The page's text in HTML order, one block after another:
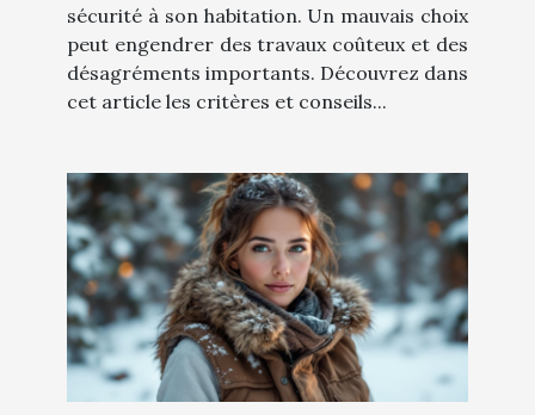
sécurité à son habitation. Un mauvais choix
peut engendrer des travaux coûteux et des
désagréments importants. Découvrez dans
cet article les critères et conseils...